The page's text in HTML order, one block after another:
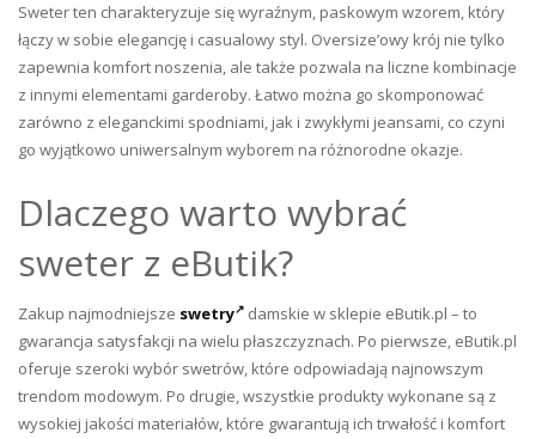
Sweter ten charakteryzuje się wyraźnym, paskowym wzorem, który
łączy w sobie elegancję i casualowy styl. Oversize’owy krój nie tylko
zapewnia komfort noszenia, ale także pozwala na liczne kombinacje
z innymi elementami garderoby. Łatwo można go skomponować
zarówno z eleganckimi spodniami, jak i zwykłymi jeansami, co czyni
go wyjątkowo uniwersalnym wyborem na różnorodne okazje.
Dlaczego warto wybrać
sweter z eButik?
Zakup najmodniejsze swetry
damskie w sklepie eButik.pl – to
gwarancja satysfakcji na wielu płaszczyznach. Po pierwsze, eButik.pl
oferuje szeroki wybór swetrów, które odpowiadają najnowszym
trendom modowym. Po drugie, wszystkie produkty wykonane są z
wysokiej jakości materiałów, które gwarantują ich trwałość i komfort